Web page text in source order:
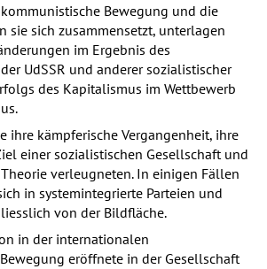
Bewegung und die
sie sich zusammensetzt, unterlagen
im Ergebnis des
UdSSR und anderer sozialistischer
des Kapitalismus im Wettbewerb
ihre kämpferische Vergangenheit, ihre
einer sozialistischen Gesellschaft und
verleugneten. In einigen Fällen
in systemintegrierte Parteien und
von der Bildfläche.
in der internationalen
eröffnete in der Gesellschaft